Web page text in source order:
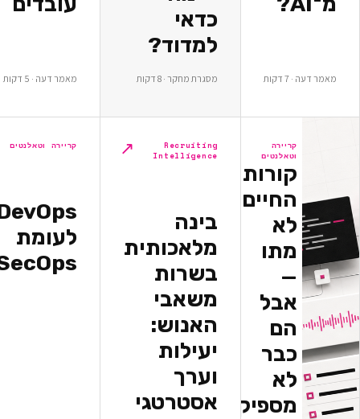
כדאי
למדוד?
מסגרת מחקר · 8 דקות מאמר דעה · 5 דקות
Recruiting
Intelligence
בינה
מלאכותית
בשרות
משאבי
האנוש:
יעילות
וערך
אסטרטגי
↗ קריירה וטאלנטים
DevOps
לעומת
DevSecOps
↗